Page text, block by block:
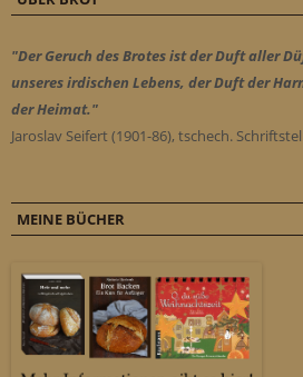
"Der Geruch des Brotes ist der Duft aller
unseres irdischen Lebens, der Duft der
der Heimat."
Jaroslav Seifert (1901-86), tschech.
MEINE BÜCHER